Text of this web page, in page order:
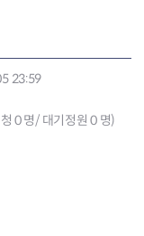
23:59
0 명/ 대기정원 0 명)